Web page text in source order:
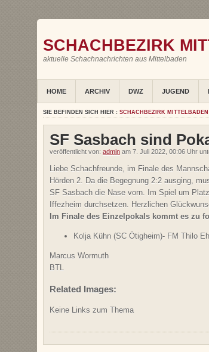
SCHACHBEZIRK
aktuelle Schachnachrichten aus Mittelbaden
HOME ARCHIV DWZ JUGEND
SIE BEFINDEN SICH HIER : SCHACHBEZIRK MITTELBADEN
SF Sasbach sind
veröffentlicht von: admin am 7. Juli 2022, 00:06 Uhr
Liebe Schachfreunde, im Finale des
Hörden 2. Da die Begegnung 2:2 ausging,
SF Sasbach die Nase vorn. Im Spiel um
Iffezheim durchsetzen. Herzlichen
Im Finale des Einzelpokals kommt es zu
Kolja Kühn (SC Ötigheim)- FM Thilo
Marcus Wormuth
BTL
Related Images:
Keine Links zum Thema